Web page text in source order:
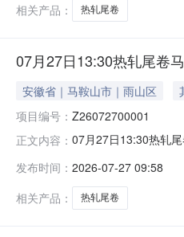
相关产品：
热轧尾卷
07月27日13:30热轧尾卷
安徽省｜马鞍山市｜雨山区
项目编号： Z26072700001
正文内容： 07月27日13:30热轧
保证金：￥1,700.00
发布时间： 2026-07-27 09:58
相关产品：
热轧尾卷